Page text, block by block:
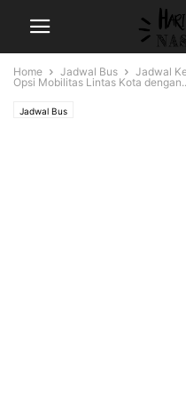
Home Jadwal Bus
Jadwal
Opsi Mobilitas Lintas Kota
Jadwal Bus